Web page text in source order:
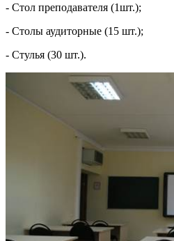
- Стол преподавателя (1шт.);
- Столы аудиторные (15 шт.);
- Стулья (30 шт.).